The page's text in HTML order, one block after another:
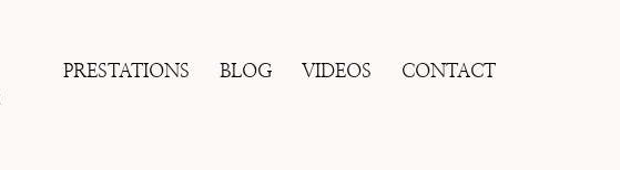
PRESTATIONS BLOG VIDEOS CONTACT